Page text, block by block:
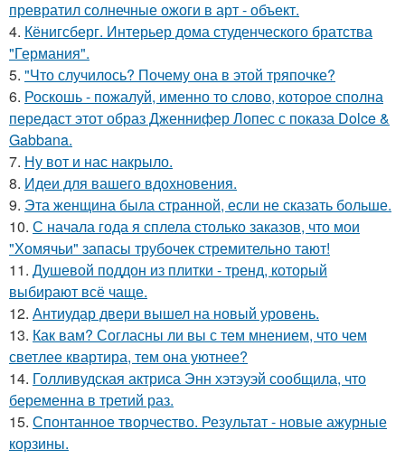
превратил солнечные ожоги в арт - объект.
4. Кёнигсберг. Интерьер дома студенческого братства
"Германия".
5. "Что случилось? Почему она в этой тряпочке?
6. Роскошь - пожалуй, именно то слово, которое сполна
передаст этот образ Дженнифер Лопес с показа Dolce &
Gabbana.
7. Ну вот и нас накрыло.
8. Идеи для вашего вдохновения.
9. Эта женщина была странной, если не сказать больше.
10. С начала года я сплела столько заказов, что мои
"Хомячьи" запасы трубочек стремительно тают!
11. Душевой поддон из плитки - тренд, который
выбирают всё чаще.
12. Антиудар двери вышел на новый уровень.
13. Как вам? Согласны ли вы с тем мнением, что чем
светлее квартира, тем она уютнее?
14. Голливудская актриса Энн хэтэуэй сообщила, что
беременна в третий раз.
15. Спонтанное творчество. Результат - новые ажурные
корзины.